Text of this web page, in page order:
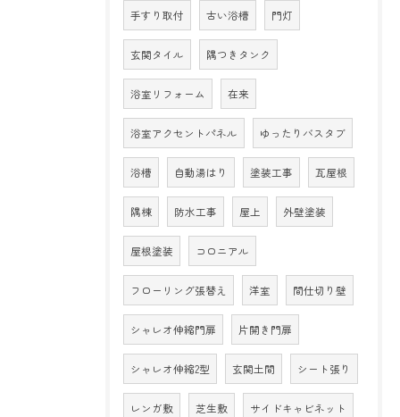
手すり取付 古い浴槽 門灯
玄関タイル 隅つきタンク
浴室リフォーム 在来
浴室アクセントパネル ゆったりバスタブ
浴槽 自動湯はり 塗装工事 瓦屋根
隅棟 防水工事 屋上 外壁塗装
屋根塗装 コロニアル
フローリング張替え 洋室 間仕切り壁
シャレオ伸縮門扉 片開き門扉
シャレオ伸縮2型 玄関土間 シート張り
レンガ敷 芝生敷 サイドキャビネット